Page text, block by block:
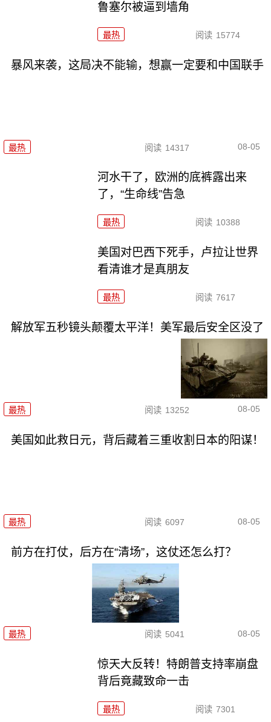
鲁塞尔被逼到墙角
最热 阅读 15774
暴风来袭，这局决不能输，想赢一定要和中国联手
最热 阅读 14317 08-05
河水干了，欧洲的底裤露出来
了，“生命线”告急
最热 阅读 10388
美国对巴西下死手，卢拉让世界
看清谁才是真朋友
最热 阅读 7617
解放军五秒镜头颠覆太平洋！美军最后安全区没了
最热 阅读 13252 08-05
美国如此救日元，背后藏着三重收割日本的阳谋！
最热 阅读 6097 08-05
前方在打仗，后方在“清场”，这仗还怎么打？
最热 阅读 5041 08-05
惊天大反转！特朗普支持率崩盘
背后竟藏致命一击
最热 阅读 7301